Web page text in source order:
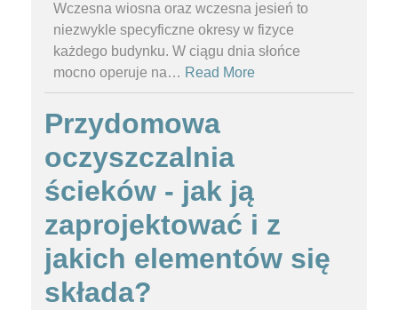
Wczesna wiosna oraz wczesna jesień to
niezwykle specyficzne okresy w fizyce
każdego budynku. W ciągu dnia słońce
mocno operuje na… Read More
Przydomowa
oczyszczalnia
ścieków - jak ją
zaprojektować i z
jakich elementów się
składa?